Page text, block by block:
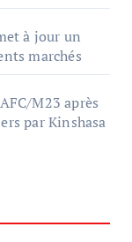
à jour un
marchés
M23 après
par Kinshasa